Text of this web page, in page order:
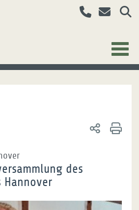
des
Hannover